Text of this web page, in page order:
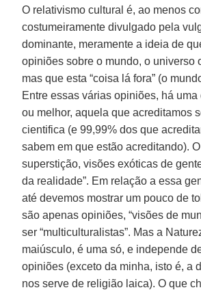
O relativismo cultural é, ao menos
costumeiramente divulgado pela
dominante, meramente a ideia de
opiniões sobre o mundo, o universo
mas que esta “coisa lá fora” (o
Entre essas várias opiniões, há
ou melhor, aquela que acreditamos
cientifica (e 99,99% dos que
sabem em que estão acreditando). O
superstição, visões exóticas de
da realidade”. Em relação a essa
até devemos mostrar um pouco de
são apenas opiniões, “visões de
ser “multiculturalistas”. Mas a
maiúsculo, é uma só, e independe
opiniões (exceto da minha, isto é, a
nos serve de religião laica). O que